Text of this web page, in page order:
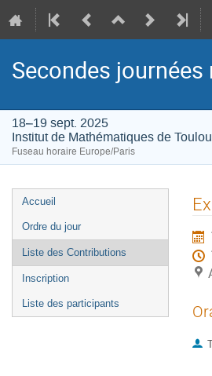
Secondes
18–19 sept. 2025
Institut de Mathématiques de
Fuseau horaire Europe/Paris
Menu
de
l'événement
Accueil
Ordre du jour
Liste des Contributions
Inscription
Liste des participants